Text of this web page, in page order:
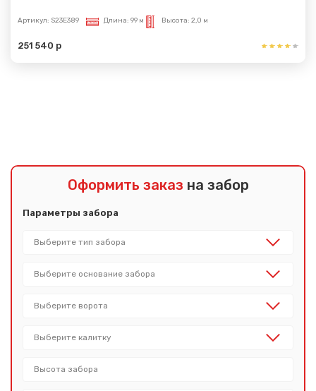
Артикул: S23E389 Длина: 99 м Высота: 2,0 м
251 540 р
Оформить заказ на забор
Параметры забора